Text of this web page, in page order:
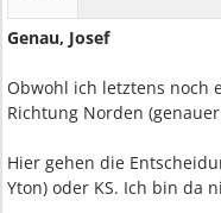
Genau, Josef
Obwohl ich letztens noch
Richtung Norden
Hier gehen die
Yton) oder KS. Ich bin da